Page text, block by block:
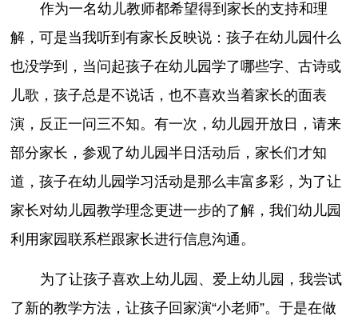
作为一名幼儿教师都希望得到家长的支持和理
解，可是当我听到有家长反映说：孩子在幼儿园什么
也没学到，当问起孩子在幼儿园学了哪些字、古诗或
儿歌，孩子总是不说话，也不喜欢当着家长的面表
演，反正一问三不知。有一次，幼儿园开放日，请来
部分家长，参观了幼儿园半日活动后，家长们才知
道，孩子在幼儿园学习活动是那么丰富多彩，为了让
家长对幼儿园教学理念更进一步的了解，我们幼儿园
利用家园联系栏跟家长进行信息沟通。
为了让孩子喜欢上幼儿园、爱上幼儿园，我尝试
了新的教学方法，让孩子回家演“小老师”。于是在做